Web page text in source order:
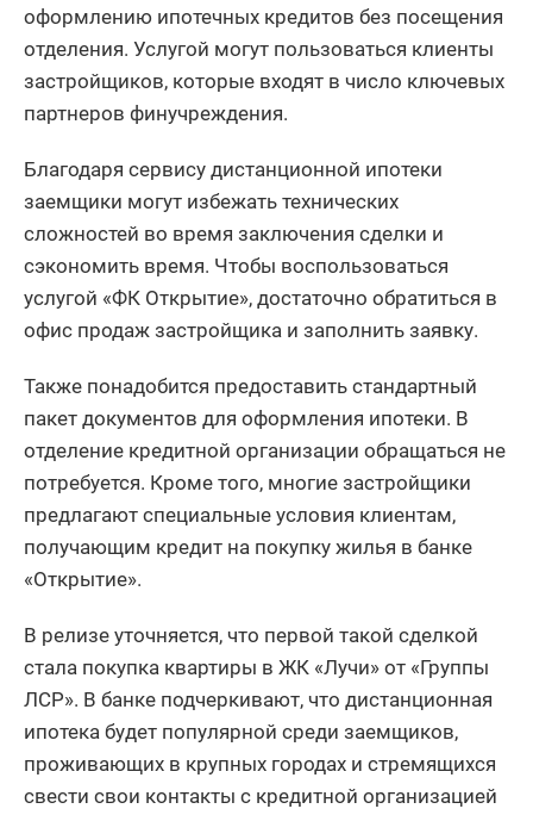
оформлению ипотечных кредитов без посещения
отделения. Услугой могут пользоваться клиенты
застройщиков, которые входят в число ключевых
партнеров финучреждения.
Благодаря сервису дистанционной ипотеки
заемщики могут избежать технических
сложностей во время заключения сделки и
сэкономить время. Чтобы воспользоваться
услугой «ФК Открытие», достаточно обратиться в
офис продаж застройщика и заполнить заявку.
Также понадобится предоставить стандартный
пакет документов для оформления ипотеки. В
отделение кредитной организации обращаться не
потребуется. Кроме того, многие застройщики
предлагают специальные условия клиентам,
получающим кредит на покупку жилья в банке
«Открытие».
В релизе уточняется, что первой такой сделкой
стала покупка квартиры в ЖК «Лучи» от «Группы
ЛСР». В банке подчеркивают, что дистанционная
ипотека будет популярной среди заемщиков,
проживающих в крупных городах и стремящихся
свести свои контакты с кредитной организацией